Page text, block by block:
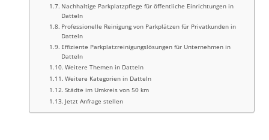
Nachhaltige Parkplatzpflege für öffentliche Einrichtungen in
Datteln
Professionelle Reinigung von Parkplätzen für Privatkunden in
Datteln
Effiziente Parkplatzreinigungslösungen für Unternehmen in
Datteln
Weitere Themen in Datteln
Weitere Kategorien in Datteln
Städte im Umkreis von 50 km
Jetzt Anfrage stellen